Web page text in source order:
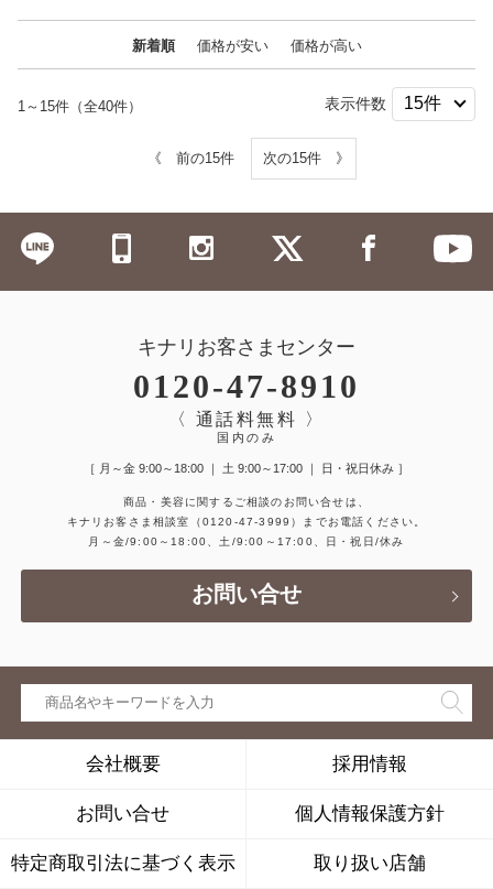
新着順 価格が安い 価格が高い
1～15件（全40件） 表示件数
《 前の15件 次の15件 》
キナリお客さまセンター
0120-47-8910
〈 通話料無料 〉
国内のみ
［ 月～金 9:00～18:00 ｜ 土 9:00～17:00 ｜ 日・祝日休み ］
商品・美容に関するご相談のお問い合せは、
キナリお客さま相談室
（0120-47-3999）
までお電話ください。
月～金/9:00～18:00、土/9:00～17:00、日・祝日/休み
お問い合せ
会社概要 採用情報
お問い合せ 個人情報保護方針
特定商取引法に基づく表示 取り扱い店舗